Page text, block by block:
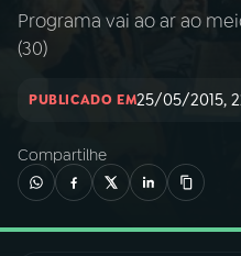
AO
INÍCIO
02A RÁDIO
03PROGRAMAÇÃO
Programa vai ao ar ao
(30)
PUBLICADO EM25/05/2015,
Compartilhe